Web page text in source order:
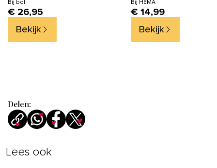
Bij bol
€ 26,95
Bekijk
Bij HEMA
€ 14,99
Bekijk
Delen:
Lees ook